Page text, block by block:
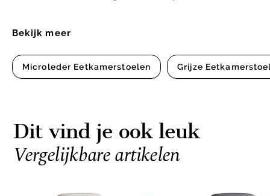
Bekijk meer
Microleder Eetkamerstoelen Grijze
Dit vind je ook leuk
Vergelijkbare artikelen